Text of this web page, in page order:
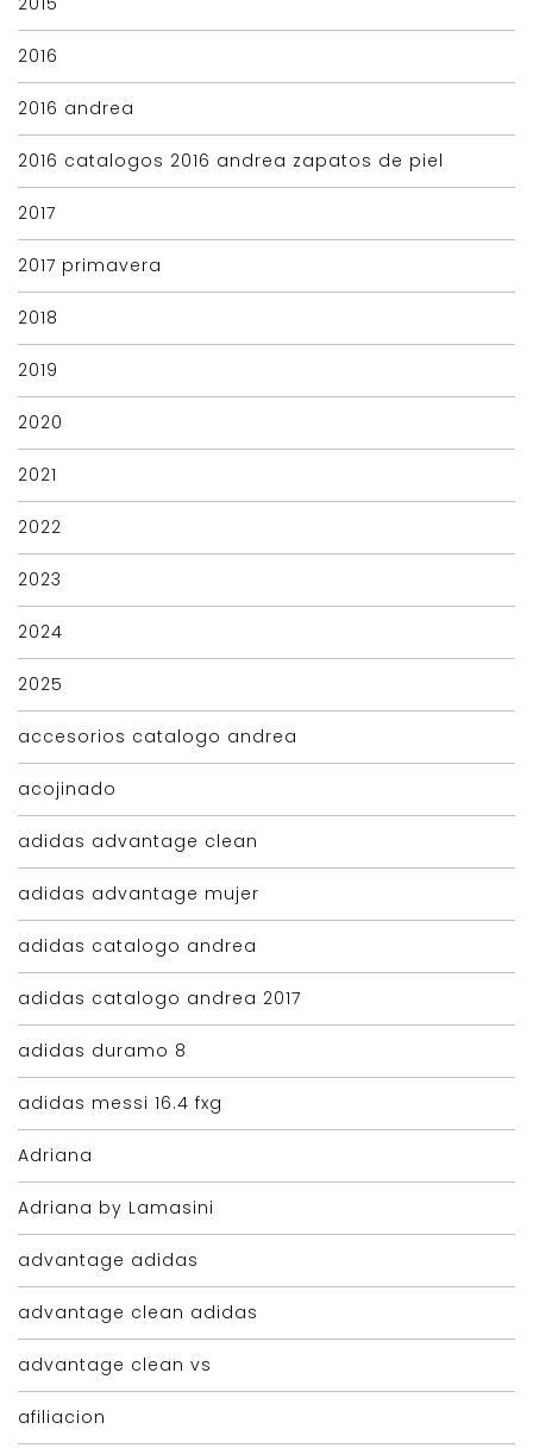
2016
2016 andrea
2016 catalogos 2016 andrea zapatos de piel
2017
2017 primavera
2018
2019
2020
2021
2022
2023
2024
2025
accesorios catalogo andrea
acojinado
adidas advantage clean
adidas advantage mujer
adidas catalogo andrea
adidas catalogo andrea 2017
adidas duramo 8
adidas messi 16.4 fxg
Adriana
Adriana by Lamasini
advantage adidas
advantage clean adidas
advantage clean vs
afiliacion